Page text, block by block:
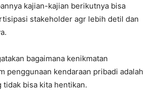
kajian-kajian berikutnya bisa
stakeholder agr lebih detil dan
bagaimana kenikmatan
penggunaan kendaraan pribadi adalah
tidak bisa kita hentikan.